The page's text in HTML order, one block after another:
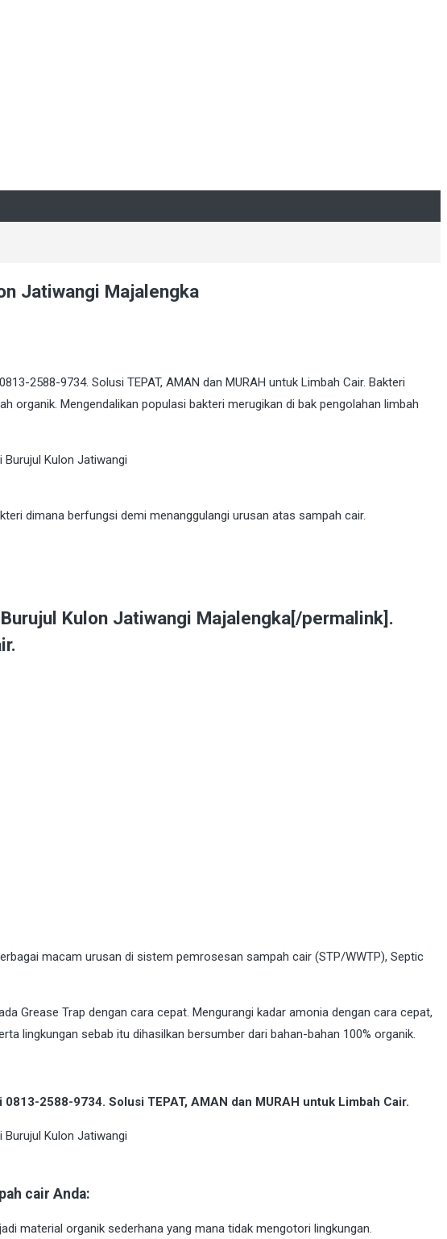
Jatiwangi Majalengka
2588-9734. Solusi TEPAT, AMAN dan MURAH untuk Limbah Cair. Bakteri
organik. Mengendalikan populasi bakteri merugikan di bak pengolahan limbah
dimana berfungsi demi menanggulangi urusan atas sampah cair.
Kulon Jatiwangi Majalengka[/permalink].
macam urusan di sistem pemrosesan sampah cair (STP/WWTP), Septic
Grease Trap dengan cara cepat. Mengurangi kadar amonia dengan cara cepat,
lingkungan sebab itu dihasilkan bersumber dari bahan-bahan 100% organik.
2588-9734. Solusi TEPAT, AMAN dan MURAH untuk Limbah Cair.
cair Anda:
material organik sederhana yang mana tidak mengotori lingkungan.